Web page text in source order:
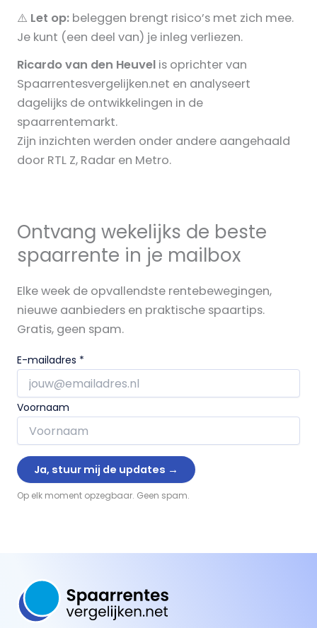
⚠️ Let op: beleggen brengt risico’s met zich mee.
Je kunt (een deel van) je inleg verliezen.
Ricardo van den Heuvel is oprichter van
Spaarrentesvergelijken.net en analyseert
dagelijks de ontwikkelingen in de
spaarrentemarkt.
Zijn inzichten werden onder andere aangehaald
door RTL Z, Radar en Metro.
Ontvang wekelijks de beste
spaarrente in je mailbox
Elke week de opvallendste rentebewegingen,
nieuwe aanbieders en praktische spaartips.
Gratis, geen spam.
E-mailadres *
Voornaam
Op elk moment opzegbaar. Geen spam.